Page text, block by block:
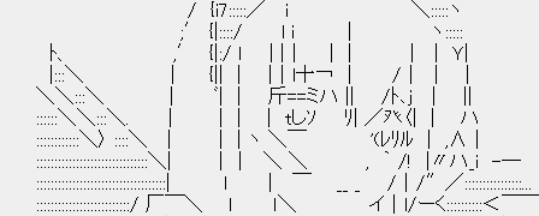
/ {i7:::::／ i ＼:::::ヽ
;′ {|::::/ l i | ヽ:::::
ﾄ、 ,′ {|:/ ｌ | |｜ | | | | Ｙ|
|:::＼ ｜ {|| | |｜l十￢ | /｜ | |
＼＼:::＼ | ﾞ| | 斤==ミハ || /ﾄ､ｊ | ||
::::::＼＼:::＼. | | | | tしｿ ﾘ| ／癶〈| | ハ あ、
::::::::::::＼〉 ::::＼ | ｜ | ヽ ＼￣ '(ﾚﾘﾙ | ,∧｜ た
:::::::::::::::::::::::::::::::＼| ｜｜ ＼ ＼ , ｀ /! |〃ハ_i -─
::::::::::::::::::::::::::::::::::::| ｌ | ￣ __ _ /｜/″／::::::::::::::::...
::::::::::::::::::::::::::/ 厂￣＼ ｌ ｌ＼ イ｜l/ーく::::::::::＜￣￣